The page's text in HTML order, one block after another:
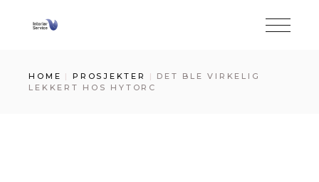
HOME PROSJEKTER
DET BLE VIRKELIG
LEKKERT HOS HYTORC